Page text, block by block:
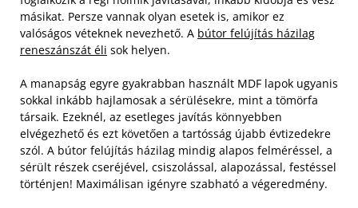
másikat. Persze vannak olyan esetek is, amikor ez
valóságos véteknek nevezhető. A bútor felújítás házilag
reneszánszát éli sok helyen.
A manapság egyre gyakrabban használt MDF lapok ugyanis
sokkal inkább hajlamosak a sérülésekre, mint a tömörfa
társaik. Ezeknél, az esetleges javítás könnyebben
elvégezhető és ezt követően a tartósság újabb évtizedekre
szól. A bútor felújítás házilag mindig alapos felméréssel, a
sérült részek cseréjével, csiszolással, alapozással, festéssel
történjen! Maximálisan igényre szabható a végeredmény.